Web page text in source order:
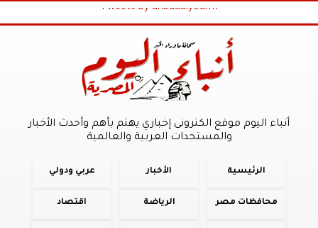
Tweets by anbaaalyoum1
أنباء اليوم موقع الكترونى إخباري يهتم بأهم وأحدث الأخبار
والمستجدات العربية والعالمية
الرئيسية الأخبار عربي ودولي
محافظات مصر الرياضة اقتصاد